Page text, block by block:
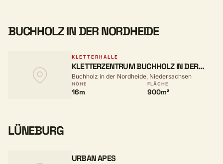
BUCHHOLZ IN DER NORDHEIDE
KLETTERHALLE
KLETTERZENTRUM BUCHHOLZ IN DER
NORDHEIDE
Buchholz in der Nordheide, Niedersachsen
HÖHE
16m
FLÄCHE
900m²
LÜNEBURG
URBAN APES